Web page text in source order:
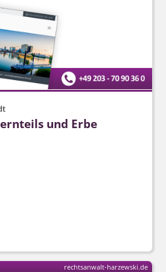
und Erbe
rechtsanwalt-harzewski.de